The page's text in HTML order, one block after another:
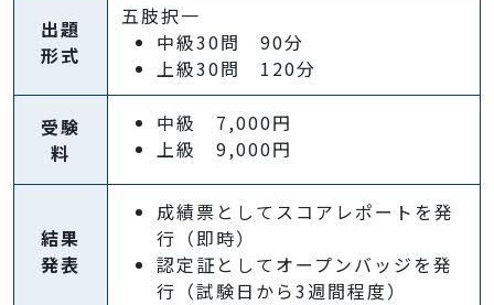
出題
形式
五肢択一
中級30問 90分
上級30問 120分
受験
料
中級 7,000円
上級 9,000円
結果
発表
成績票としてスコアレポートを発
行（即時）
認定証としてオープンバッジを発
行（試験日から3週間程度）